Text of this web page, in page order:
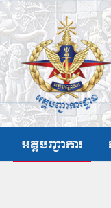
អគ្គបញ្ជាការ